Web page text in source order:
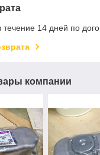
течение 14 дней по
компании